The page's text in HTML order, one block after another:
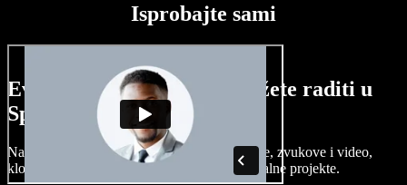
Isprobajte sami
Evo malog pregleda što možete raditi u
Speechify Studiju.
Napravite voice overe, dodajte besplatne slike, zvukove i video,
klonirajte svoj glas i složite sjajne audio-vizualne projekte.